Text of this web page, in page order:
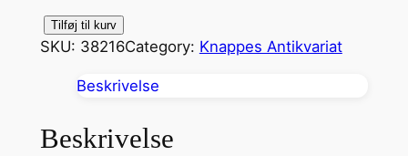
æ
y
Tilføj til kurv
SKU: 38216Category: Knappes Antikvariat
Beskrivelse
Beskrivelse